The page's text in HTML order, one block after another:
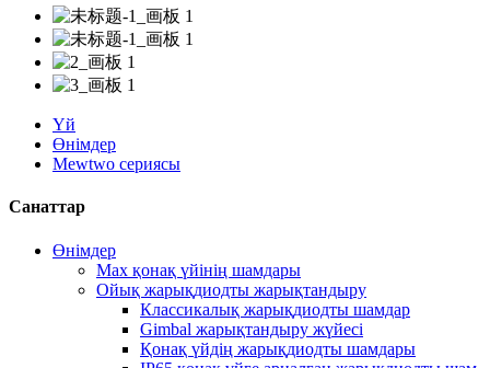
Үй
Өнімдер
Mewtwo сериясы
Санаттар
Өнімдер
Max қонақ үйінің шамдары
Ойық жарықдиодты жарықтандыру
Классикалық жарықдиодты шамдар
Gimbal жарықтандыру жүйесі
Қонақ үйдің жарықдиодты шамдары